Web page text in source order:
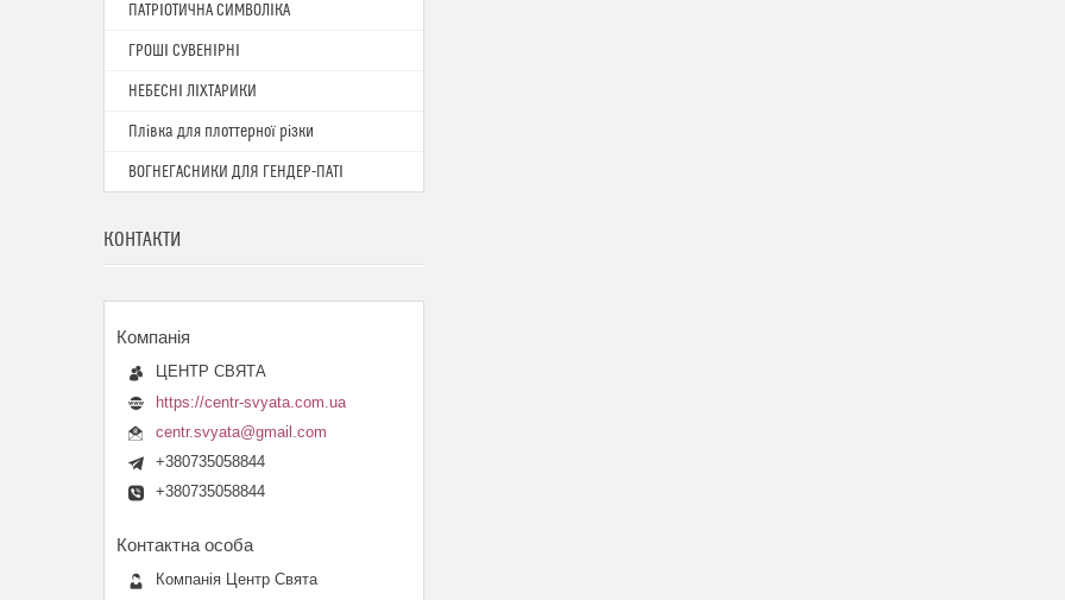
ПАТРІОТИЧНА СИМВОЛІКА
ГРОШІ СУВЕНІРНІ
НЕБЕСНІ ЛІХТАРИКИ
Плівка для плоттерної різки
ВОГНЕГАСНИКИ ДЛЯ ГЕНДЕР-ПАТІ
КОНТАКТИ
ЦЕНТР СВЯТА
https://centr-svyata.com.ua
centr.svyata@gmail.com
+380735058844
+380735058844
Компанія Центр Свята